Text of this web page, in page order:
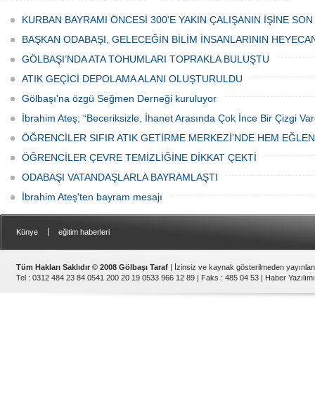
Haftası" etkinlikleri Ankara'da devam
ediyor.
bulunan esnaf ve alışverişe gelen
vatandaşlar park cezaları yüzünden
canından bezdi.
KURBAN BAYRAMI ÖNCESİ 300'E YAKIN ÇALIŞANIN İŞİNE
BAŞKAN ODABAŞI, GELECEĞİN BİLİM İNSANLARININ
GÖLBAŞI’NDA ATA TOHUMLARI TOPRAKLA BULUŞTU
ATIK GEÇİCİ DEPOLAMA ALANI OLUŞTURULDU
Gölbaşı'na özgü Seğmen Derneği kuruluyor
İbrahim Ateş; “Beceriksizle, İhanet Arasında Çok İnce Bir Çizgi
ÖĞRENCİLER SIFIR ATIK GETİRME MERKEZİ’NDE HEM
ÖĞRENCİLER ÇEVRE TEMİZLİĞİNE DİKKAT ÇEKTİ
ODABAŞI VATANDAŞLARLA BAYRAMLAŞTI
İbrahim Ateş'ten bayram mesajı
Künye eğitim haberleri
Tüm Hakları Saklıdır © 2008 Gölbaşı Taraf | İzinsiz ve kaynak gösterilmeden
Tel : 0312 484 23 84 0541 200 20 19 0533 966 12 89 | Faks : 485 04 53 | Haber Yazılımı